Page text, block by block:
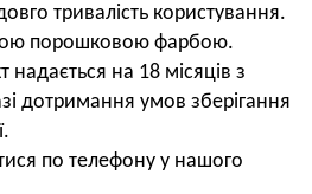
тривалість користування.
порошковою фарбою.
надається на 18 місяців з
дотримання умов зберігання
по телефону у нашого